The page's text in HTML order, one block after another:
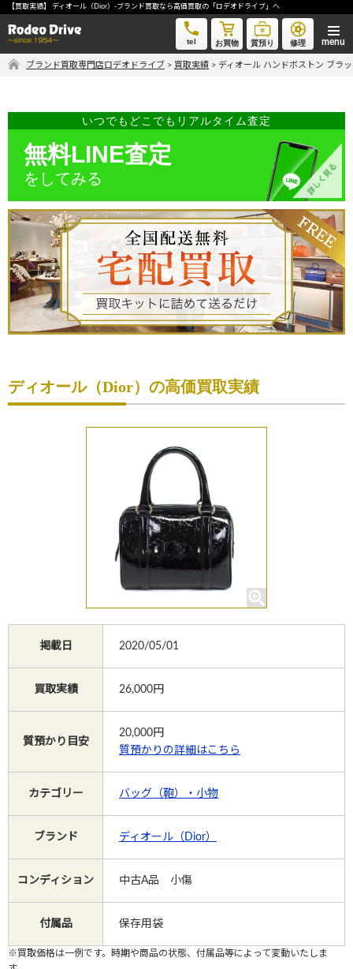
【買取実績】 ディオール（Dior）-ブランド買取なら高価買取の「ロデオドライブ」へ
tel お買物 質預り 修理
ディオール ハンドボストン ブラック-ブランド買取なら高価買取の「ロデオドライブ」へ
無料LINE査定
ご自宅にいながら品物を売りたい方へ
宅配買取申込
手間なく安全に売りたい方へ
出張買取申込
買取サービスのご案内
お買物
修理
Instagram
ブランド買取専門店ロデオドライブ > 買取実績 > ディオール ハンドボストン ブラ
いつでもどこでもリアルタイム査定
無料LINE査定
をしてみる
ディオール（Dior）の高価買取実績
掲載日 2020/05/01
買取実績 26,000円
質預かり目安
20,000円
質預かりの詳細はこちら
カテゴリー バッグ（鞄）・小物
ブランド ディオール（Dior）
コンディション 中古A品 小傷
付属品 保存用袋
※買取価格は一例です。時期や商品の状態、付属品等によって変動いたしま